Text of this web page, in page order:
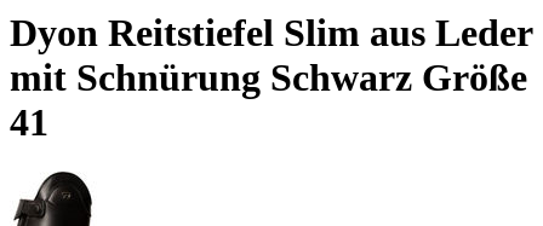
Dyon Reitstiefel Slim aus Leder
mit Schnürung Schwarz Größe
41